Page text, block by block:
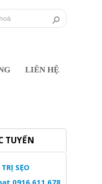
LIÊN HỆ
TUYẾN
SẸO
0916.611.678